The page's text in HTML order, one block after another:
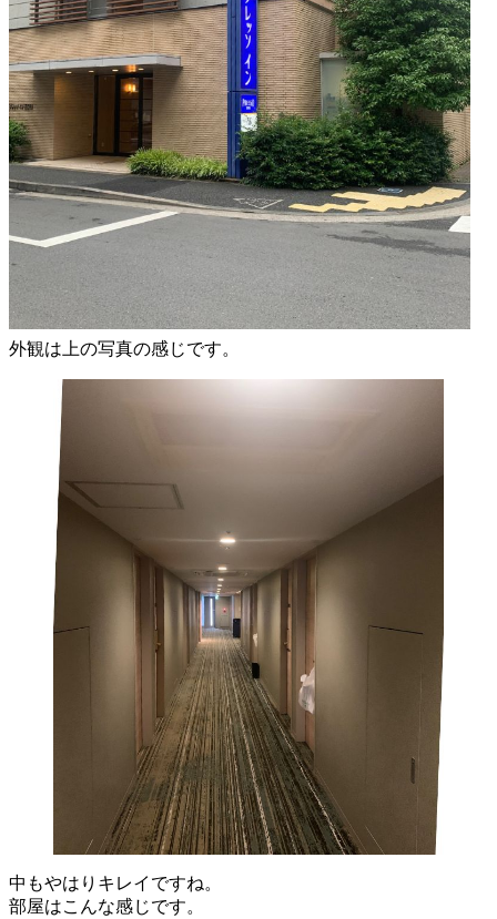
外観は上の写真の感じです。
中もやはりキレイですね。
部屋はこんな感じです。